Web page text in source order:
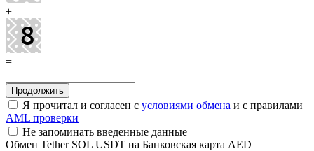
+
=
Я прочитал и согласен с условиями обмена и с правилами
AML проверки
Не запоминать введенные данные
Обмен Tether SOL USDT на Банковская карта AED